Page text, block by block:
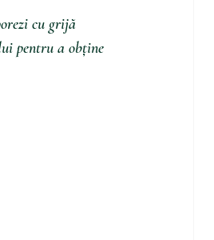
cu grijă
pentru a obține